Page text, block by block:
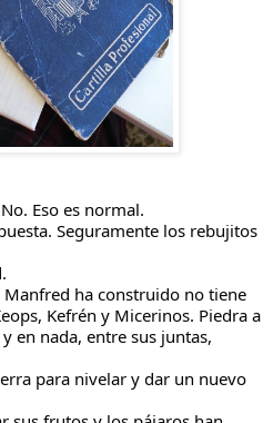
Eso es normal.
Seguramente los rebujitos
ha construido no tiene
Kefrén y Micerinos. Piedra a
en nada, entre sus juntas,
para nivelar y dar un nuevo